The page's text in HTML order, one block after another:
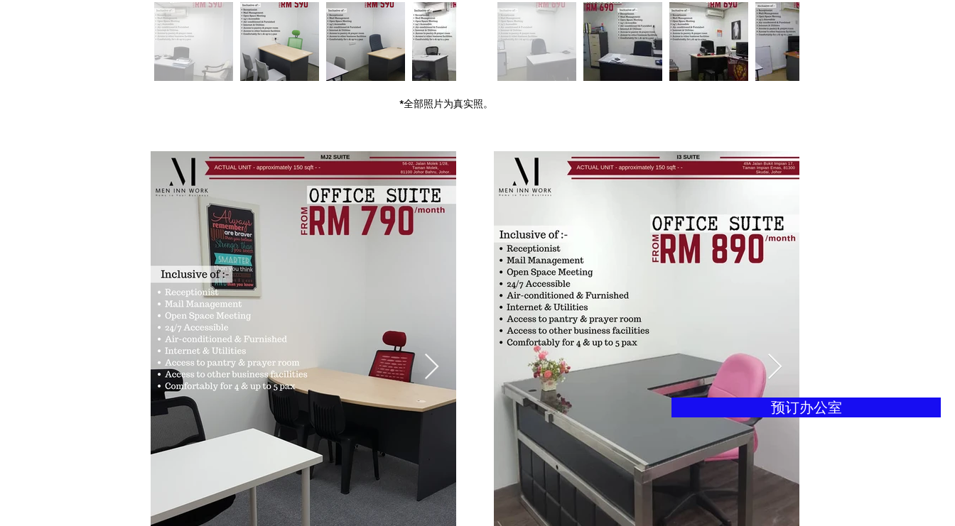
预订办公室
*全部照片为真实照。